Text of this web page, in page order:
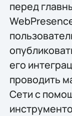
перед
его
проводить
Сети с